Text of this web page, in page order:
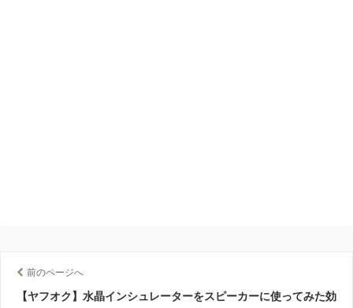
前のページへ
【ヤフオク】水晶インシュレーターをスピーカーに使ってみた効